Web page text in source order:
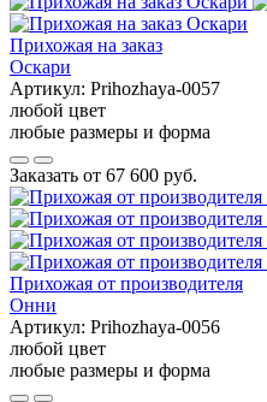
Прихожая на заказ
Оскари
Артикул: Prihozhaya-0057
любой цвет
любые размеры и форма
Заказать от 67 600 руб.
Прихожая от производителя
Онни
Артикул: Prihozhaya-0056
любой цвет
любые размеры и форма